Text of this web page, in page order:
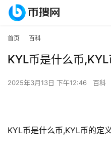
首页 百科
KYL币是什么币
2025年3月13日 下午12:46 百科
KYL币是什么币,KYL币的定